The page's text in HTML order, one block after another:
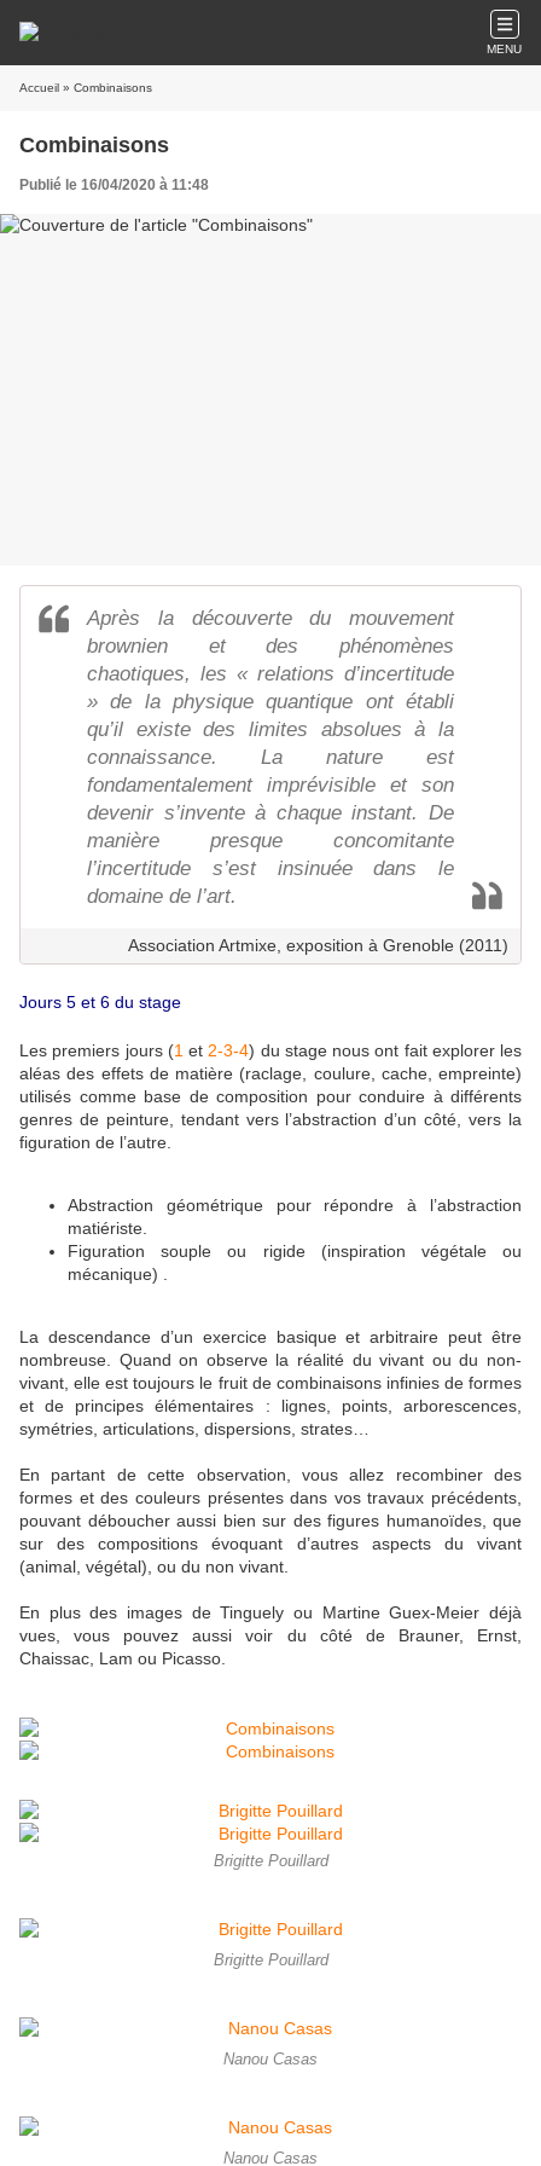
MENU
Accueil » Combinaisons
Combinaisons
Publié le 16/04/2020 à 11:48
Après la découverte du mouvement
brownien et des phénomènes
chaotiques, les « relations d’incertitude
» de la physique quantique ont établi
qu’il existe des limites absolues à la
connaissance. La nature est
fondamentalement imprévisible et son
devenir s’invente à chaque instant. De
manière presque concomitante
l’incertitude s’est insinuée dans le
domaine de l’art.
Association Artmixe, exposition à Grenoble (2011)
Jours 5 et 6 du stage
Les premiers jours (1 et 2-3-4) du stage nous ont fait explorer les
aléas des effets de matière (raclage, coulure, cache, empreinte)
utilisés comme base de composition pour conduire à différents
genres de peinture, tendant vers l’abstraction d’un côté, vers la
figuration de l’autre.
Abstraction géométrique pour répondre à l’abstraction
matiériste.
Figuration souple ou rigide (inspiration végétale ou
mécanique) .
La descendance d’un exercice basique et arbitraire peut être
nombreuse. Quand on observe la réalité du vivant ou du non-
vivant, elle est toujours le fruit de combinaisons infinies de formes
et de principes élémentaires : lignes, points, arborescences,
symétries, articulations, dispersions, strates…
En partant de cette observation, vous allez recombiner des
formes et des couleurs présentes dans vos travaux précédents,
pouvant déboucher aussi bien sur des figures humanoïdes, que
sur des compositions évoquant d’autres aspects du vivant
(animal, végétal), ou du non vivant.
En plus des images de Tinguely ou Martine Guex-Meier déjà
vues, vous pouvez aussi voir du côté de Brauner, Ernst,
Chaissac, Lam ou Picasso.
Brigitte Pouillard
Brigitte Pouillard
Nanou Casas
Nanou Casas